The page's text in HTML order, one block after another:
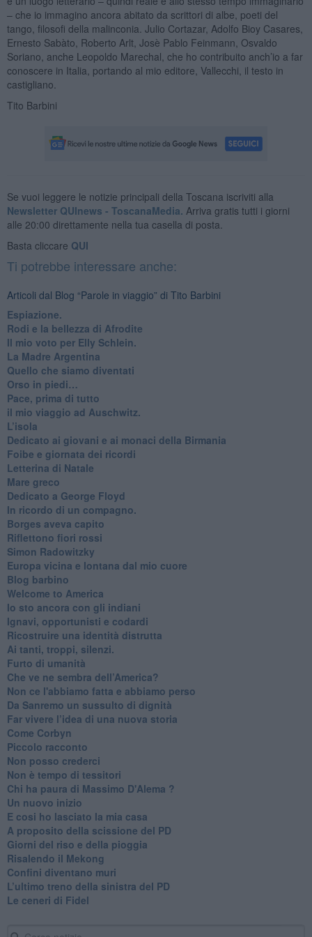
– che io immagino ancora abitato da scrittori di albe, poeti del
tango, filosofi della malinconia. Julio Cortazar, Adolfo Bioy Casares,
Ernesto Sabàto, Roberto Arlt, Josè Pablo Feinmann, Osvaldo
Soriano, anche Leopoldo Marechal, che ho contribuito anch’io a far
conoscere in Italia, portando al mio editore, Vallecchi, il testo in
castigliano.
Tito Barbini
Se vuoi leggere le notizie principali della Toscana iscriviti alla
Newsletter QUInews - ToscanaMedia. Arriva gratis tutti i giorni
alle 20:00 direttamente nella tua casella di posta.
Basta cliccare QUI
Ti potrebbe interessare anche:
Articoli dal Blog “Parole in viaggio” di Tito Barbini
Espiazione.
Rodi e la bellezza di Afrodite
​Il mio voto per Elly Schlein.
​La Madre Argentina
Quello che siamo diventati
Orso in piedi…
​Pace, prima di tutto
​il mio viaggio ad Auschwitz.
​L’isola
Dedicato ai giovani e ai monaci della Birmania
​Foibe e giornata dei ricordi
Letterina di Natale
Mare greco
​Dedicato a George Floyd
​In ricordo di un compagno.
Borges aveva capito
Riflettono fiori rossi
Simon Radowitzky
Europa vicina e lontana dal mio cuore
Blog barbino
Welcome to America
​Io sto ancora con gli indiani
​Ignavi, opportunisti e codardi
Ricostruire una identità distrutta
Ai tanti, troppi, silenzi.
​Furto di umanità
​Che ve ne sembra dell’America?
Non ce l'abbiamo fatta e abbiamo perso
​Da Sanremo un sussulto di dignità
Far vivere l’idea di una nuova storia
Come Corbyn
Piccolo racconto
Non posso crederci
Non è tempo di tessitori
Chi ha paura di Massimo D'Alema ?
Un nuovo inizio
​E cosi ho lasciato la mia casa
A proposito della scissione del PD
​Giorni del riso e della pioggia
Risalendo il Mekong
Confini diventano muri
L’ultimo treno della sinistra del PD
Le ceneri di Fidel